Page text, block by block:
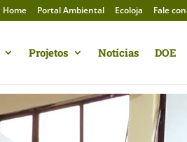
Home Portal Ambiental Ecoloja Fale
Projetos Notícias DOE